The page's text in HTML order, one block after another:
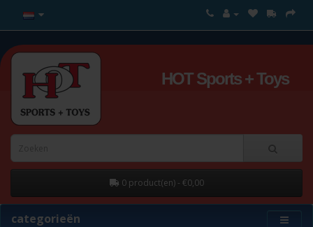
HOT Sports + Toys
0 product(en) - €0,00
categorieën